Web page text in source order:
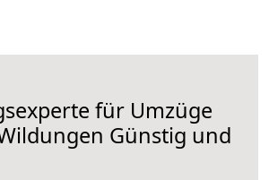
für Umzüge
Günstig und